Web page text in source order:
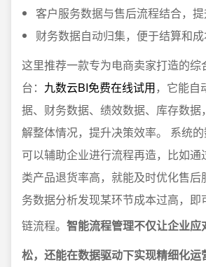
客户服务数据与售后流程结合，提
财务数据自动归集，便于结算和成
这里推荐一款专为电商卖家打造的综
台： 九数云BI免费在线试用，它能自
据、财务数据、绩效数据、库存数据
解整体情况，提升决策效率。 系统
可以辅助企业进行流程再造，比如通
类产品退货率高，就能及时优化售
务数据分析发现某环节成本过高，即
链流程。 智能流程管理不仅让企业应
松，还能在数据驱动下实现精细化运